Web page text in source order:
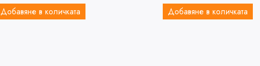
Добавяне в количката Добавяне в количката